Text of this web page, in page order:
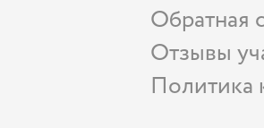
Обратная
Отзывы
Политика